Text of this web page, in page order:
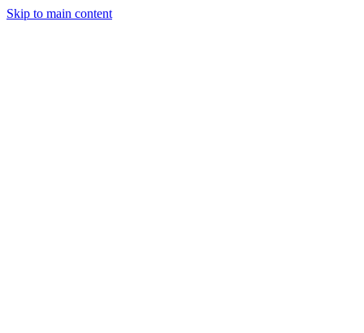
Skip to main content